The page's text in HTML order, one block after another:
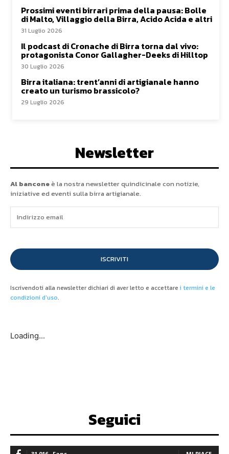
Prossimi eventi birrari prima della pausa: Bolle
di Malto, Villaggio della Birra, Acido Acida e altri
31 Luglio 2026
Il podcast di Cronache di Birra torna dal vivo:
protagonista Conor Gallagher-Deeks di Hilltop
30 Luglio 2026
Birra italiana: trent’anni di artigianale hanno
creato un turismo brassicolo?
29 Luglio 2026
Newsletter
Al banconeè la nostra newsletter quindicinale con notizie,
iniziative ed eventi sulla birra artigianale.
ISCRIVITI
Iscrivendoti alla newsletter dichiari di aver letto e accettare i termini e le
condizioni d'uso.
Loading...
Seguici